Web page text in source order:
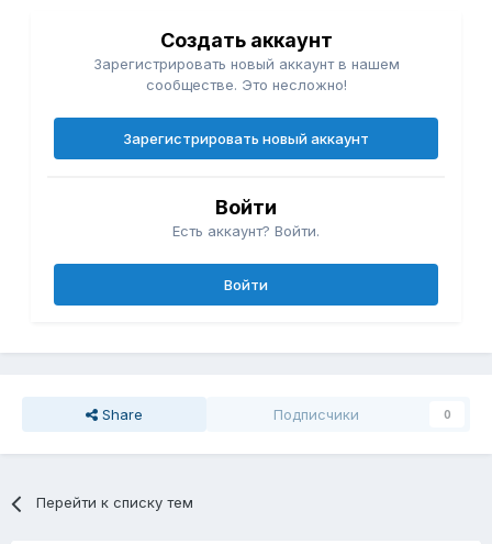
Создать аккаунт
Зарегистрировать новый аккаунт в нашем
сообществе. Это несложно!
Зарегистрировать новый аккаунт
Войти
Есть аккаунт? Войти.
Войти
Share Подписчики 0
Перейти к списку тем